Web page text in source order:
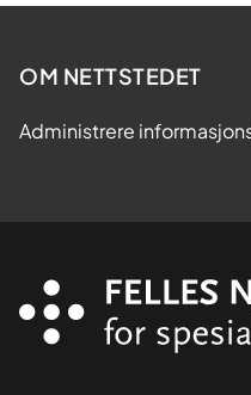
OM NETTSTEDET
Administrere